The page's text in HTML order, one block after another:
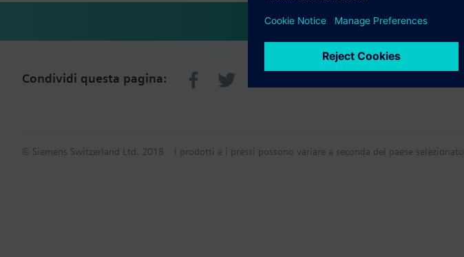
Condividi questa pagina:
© Siemens Switzerland Ltd. 2018 I prodotti e i pressi possono variare a seconda del paese selezionato.